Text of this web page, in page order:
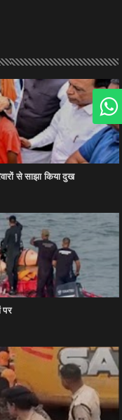
से साझा किया दुख
पर